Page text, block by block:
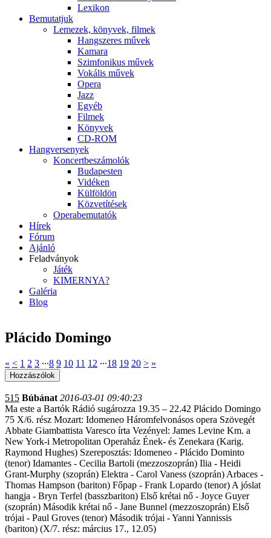
Lexikon
Bemutatjuk
Lemezek, könyvek, filmek
Hangszeres művek
Kamara
Szimfonikus művek
Vokális művek
Opera
Jazz
Egyéb
Filmek
Könyvek
CD-ROM
Hangversenyek
Koncertbeszámolók
Budapesten
Vidéken
Külföldön
Közvetítések
Operabemutatók
Hírek
Fórum
Ajánló
Feladványok
Játék
KIMERNYA?
Galéria
Blog
Plácido Domingo
« < 1 2 3 ∙∙∙8 9 10 11 12 ∙∙∙18 19 20 > »
515 Búbánat 2016-03-01 09:40:23
Ma este a Bartók Rádió sugározza 19.35 – 22.42 Plácido Domingo
75 X/6. rész Mozart: Idomeneo Háromfelvonásos opera Szövegét
Abbate Giambattista Varesco írta Vezényel: James Levine Km. a
New York-i Metropolitan Operaház Ének- és Zenekara (Karig.
Raymond Hughes) Szereposztás: Idomeneo - Plácido Dominto
(tenor) Idamantes - Cecilia Bartoli (mezzoszoprán) Ilia - Heidi
Grant-Murphy (szoprán) Elektra - Carol Vaness (szoprán) Arbaces -
Thomas Hampson (bariton) Főpap - Frank Lopardo (tenor) A jóslat
hangja - Bryn Terfel (basszbariton) Első krétai nő - Joyce Guyer
(szoprán) Második krétai nő - Jane Bunnel (mezzoszoprán) Első
trójai - Paul Groves (tenor) Második trójai - Yanni Yannissis
(bariton) (X/7. rész: március 17., 12.05)